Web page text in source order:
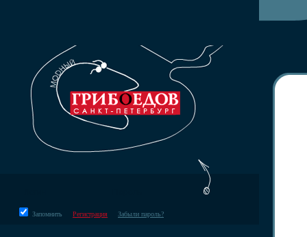
Запомнить Регистрация Забыли пароль?